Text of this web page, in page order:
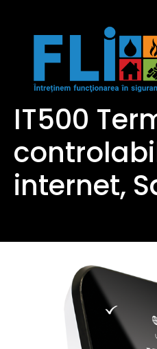
IT500
internet,